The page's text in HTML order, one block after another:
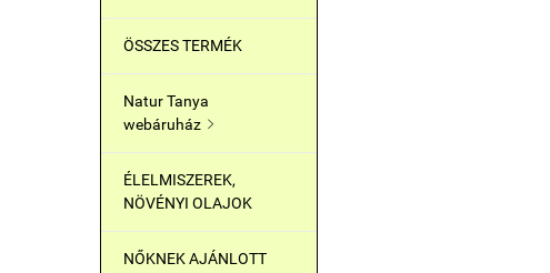
ÖSSZES TERMÉK
Natur Tanya
webáruház 
ÉLELMISZEREK,
NÖVÉNYI OLAJOK
NŐKNEK AJÁNLOTT